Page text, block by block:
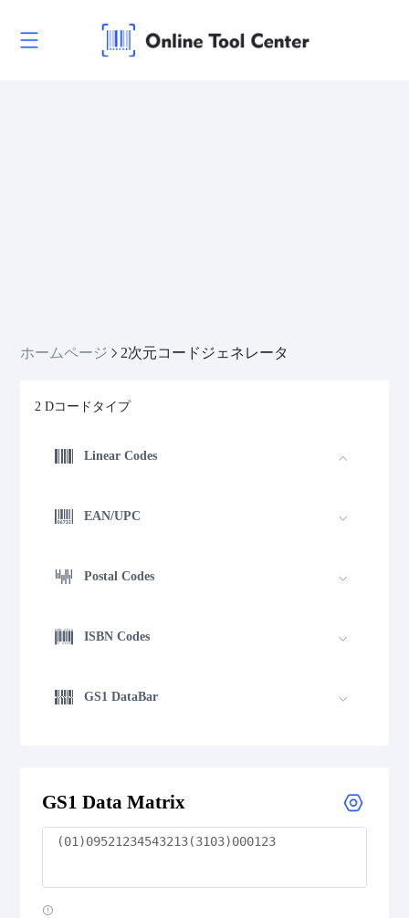
ホームページ 2次元コードジェネレータ
2 Dコードタイプ
Linear Codes
EAN/UPC
Postal Codes
ISBN Codes
GS1 DataBar
GS1 Data Matrix